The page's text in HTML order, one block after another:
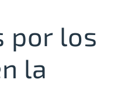
por los
la